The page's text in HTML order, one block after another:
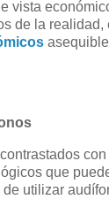
vista
de la realidad,
que
utilizar